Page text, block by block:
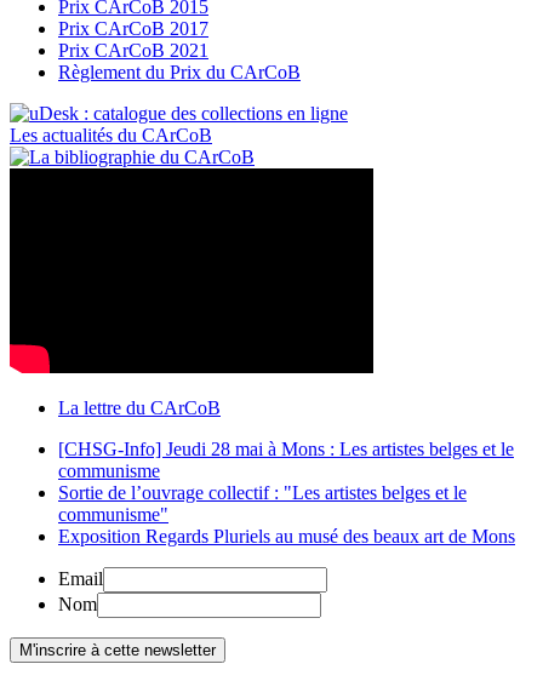
Prix CArCoB 2015
Prix CArCoB 2017
Prix CArCoB 2021
Règlement du Prix du CArCoB
Les actualités du CArCoB
La lettre du CArCoB
[CHSG-Info] Jeudi 28 mai à Mons : Les artistes belges et le
communisme
Sortie de l’ouvrage collectif : "Les artistes belges et le
communisme"
Exposition Regards Pluriels au musé des beaux art de Mons
Email
Nom